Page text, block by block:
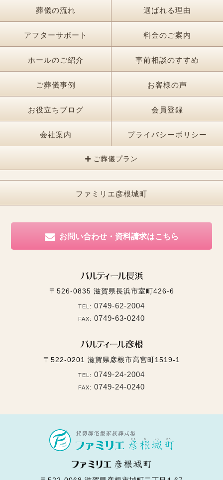
葬儀の流れ 選ばれる理由
アフターサポート 料金のご案内
ホールのご紹介 事前相談のすすめ
ご葬儀事例 お客様の声
お役立ちブログ 会員登録
会社案内 プライバシーポリシー
ご葬儀プラン
ファミリエ彦根城町
お問い合わせ・資料請求はこちら
〒526-0835 滋賀県長浜市室町426-6
TEL: 0749-62-2004
FAX: 0749-63-0240
〒522-0201 滋賀県彦根市高宮町1519-1
TEL: 0749-24-2004
FAX: 0749-24-0240